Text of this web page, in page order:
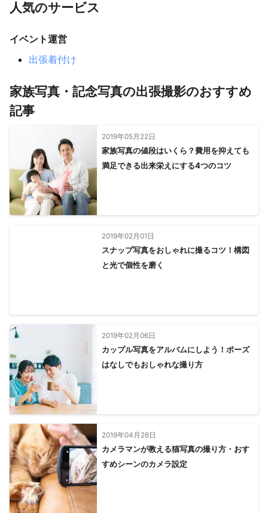
人気のサービス
イベント運営
出張着付け
家族写真・記念写真の出張撮影のおすすめ
記事
2019年05月22日
家族写真の値段はいくら？費用を抑えても
満足できる出来栄えにする4つのコツ
2019年02月01日
スナップ写真をおしゃれに撮るコツ！構図
と光で個性を磨く
2019年02月06日
カップル写真をアルバムにしよう！ポーズ
はなしでもおしゃれな撮り方
2019年04月26日
カメラマンが教える猫写真の撮り方・おす
すめシーンのカメラ設定